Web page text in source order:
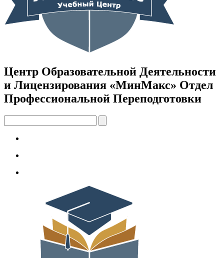
Центр Образовательной Деятельности
и Лицензирования «МинМакс» Отдел
Профессиональной Переподготовки